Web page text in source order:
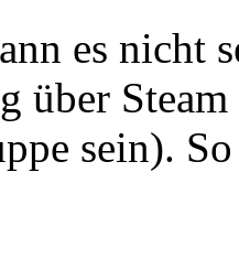
es nicht
über
sein).